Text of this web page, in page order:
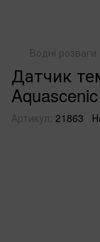
Водні розваги
Датчик
Aquascenic
Артикул: 21863